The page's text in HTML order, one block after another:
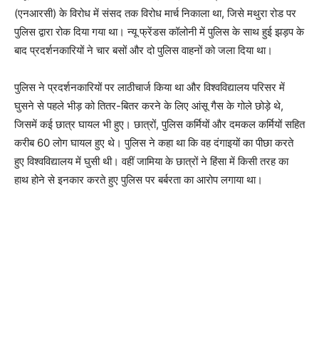
(एनआरसी) के विरोध में संसद तक विरोध मार्च निकाला था, जिसे मथुरा रोड पर
पुलिस द्वारा रोक दिया गया था। न्यू फ्रेंडस कॉलोनी में पुलिस के साथ हुई झड़प के
बाद प्रदर्शनकारियों ने चार बसों और दो पुलिस वाहनों को जला दिया था।
पुलिस ने प्रदर्शनकारियों पर लाठीचार्ज किया था और विश्वविद्यालय परिसर में
घुसने से पहले भीड़ को तितर-बितर करने के लिए आंसू गैस के गोले छोड़े थे,
जिसमें कई छात्र घायल भी हुए। छात्रों, पुलिस कर्मियों और दमकल कर्मियों सहित
करीब 60 लोग घायल हुए थे। पुलिस ने कहा था कि वह दंगाइयों का पीछा करते
हुए विश्वविद्यालय में घुसी थी। वहीं जामिया के छात्रों ने हिंसा में किसी तरह का
हाथ होने से इनकार करते हुए पुलिस पर बर्बरता का आरोप लगाया था।